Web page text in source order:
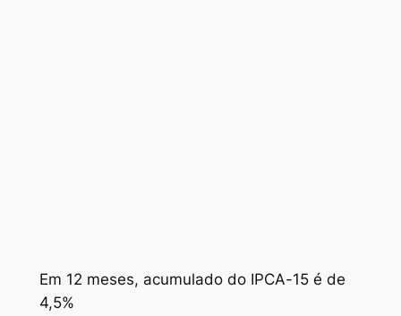
Em 12 meses, acumulado do IPCA-15 é de
4,5%